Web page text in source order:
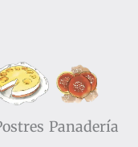
Panadería